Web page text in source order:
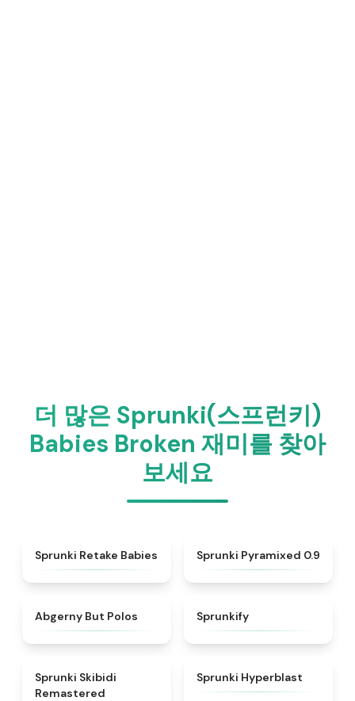
더 많은 Sprunki(스프런키)
Babies Broken 재미를 찾아
보세요
★4.7
Sprunki Retake Babies ★ 4.9
Sprunki Pyramixed 0.9
Abgerny But Polos Sprunkify
Sprunki Skibidi
Remastered
★
Sprunki Hyperblast